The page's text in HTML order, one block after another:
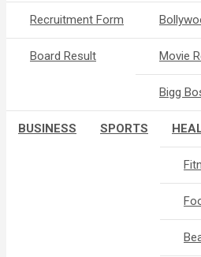
Recruitment Form
Board Result Movie
Bigg
BUSINESS SPORTS